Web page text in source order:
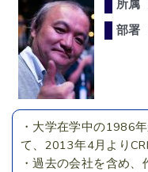
所属
部署
・大学在学中の1986
て、2013年4月より
・過去の会社を含め